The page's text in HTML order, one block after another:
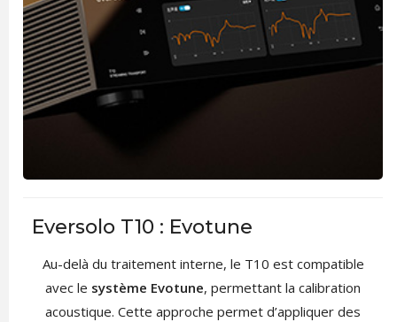
Eversolo T10 : Evotune
Au-delà du traitement interne, le T10 est compatible
avec le système Evotune, permettant la calibration
acoustique. Cette approche permet d’appliquer des